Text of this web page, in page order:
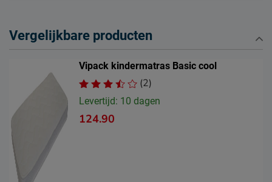
Naam Vipack NV
8710, Wielsbeke, België
Emailadres
sales@vipack.be
Vergelijkbare producten
Vipack kindermatras Basic cool
(2)
Levertijd: 10 dagen
124.90